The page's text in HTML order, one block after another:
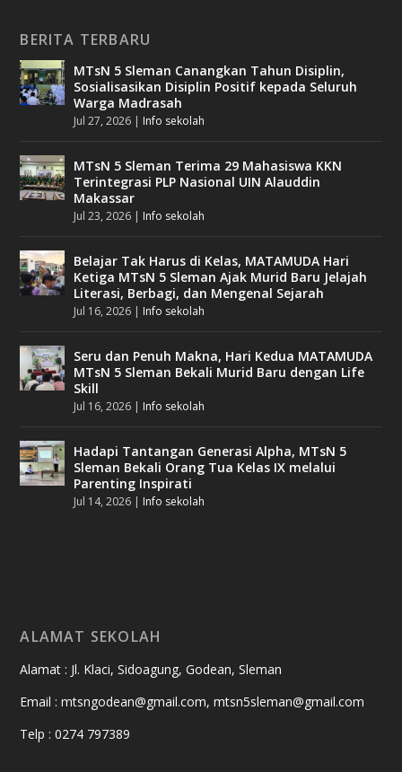
BERITA TERBARU
MTsN 5 Sleman Canangkan Tahun Disiplin,
Sosialisasikan Disiplin Positif kepada Seluruh
Warga Madrasah
Jul 27, 2026 | Info sekolah
MTsN 5 Sleman Terima 29 Mahasiswa KKN
Terintegrasi PLP Nasional UIN Alauddin
Makassar
Jul 23, 2026 | Info sekolah
Belajar Tak Harus di Kelas, MATAMUDA Hari
Ketiga MTsN 5 Sleman Ajak Murid Baru Jelajah
Literasi, Berbagi, dan Mengenal Sejarah
Jul 16, 2026 | Info sekolah
Seru dan Penuh Makna, Hari Kedua MATAMUDA
MTsN 5 Sleman Bekali Murid Baru dengan Life
Skill
Jul 16, 2026 | Info sekolah
Hadapi Tantangan Generasi Alpha, MTsN 5
Sleman Bekali Orang Tua Kelas IX melalui
Parenting Inspirati
Jul 14, 2026 | Info sekolah
ALAMAT SEKOLAH
Alamat : Jl. Klaci, Sidoagung, Godean, Sleman
Email : mtsngodean@gmail.com, mtsn5sleman@gmail.com
Telp : 0274 797389